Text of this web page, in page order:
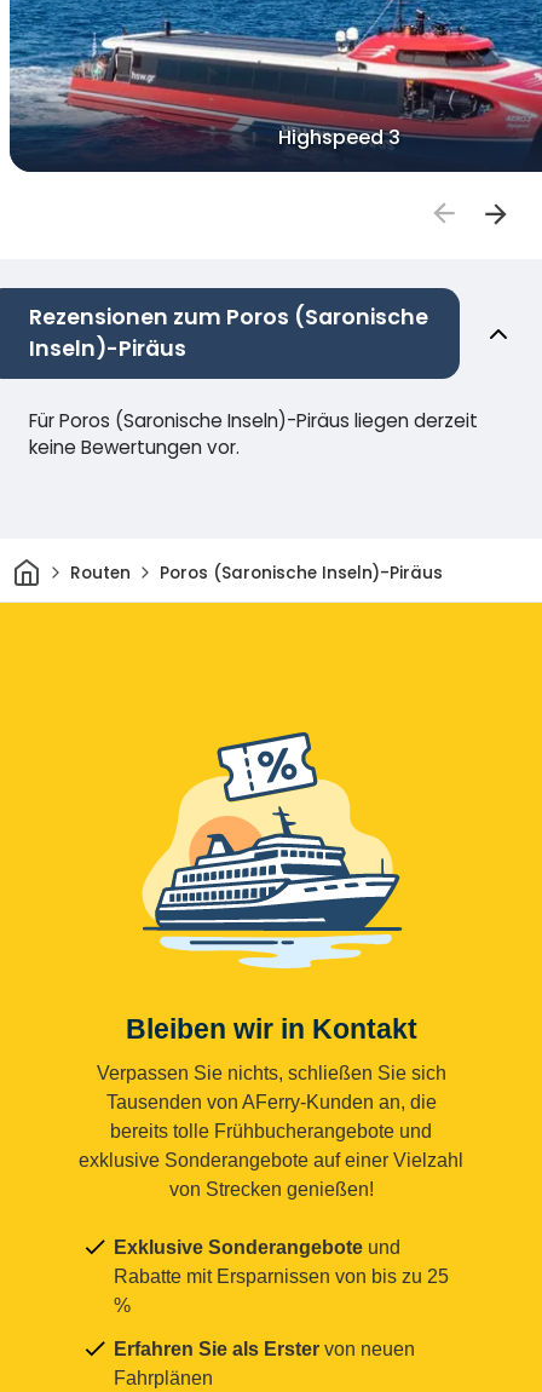
Highspeed 3
Rezensionen zum Poros (Saronische
Inseln)-Piräus
Für Poros (Saronische Inseln)-Piräus liegen derzeit
keine Bewertungen vor.
HeimRouten Poros (Saronische Inseln)-Piräus
Bleiben wir in Kontakt
Verpassen Sie nichts, schließen Sie sich
Tausenden von AFerry-Kunden an, die
bereits tolle Frühbucherangebote und
exklusive Sonderangebote auf einer Vielzahl
von Strecken genießen!
Exklusive Sonderangebote und
Rabatte mit Ersparnissen von bis zu 25
%
Erfahren Sie als Erster von neuen
Fahrplänen